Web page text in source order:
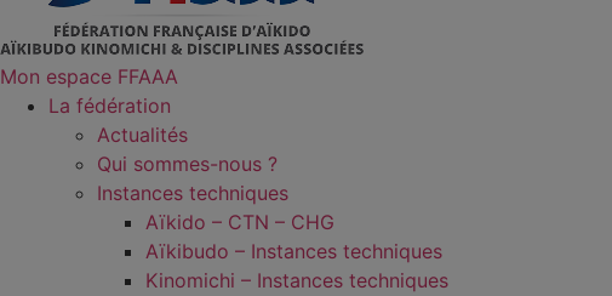
Mon espace FFAAA
La fédération
Actualités
Qui sommes-nous ?
Instances techniques
Aïkido – CTN – CHG
Aïkibudo – Instances techniques
Kinomichi – Instances techniques